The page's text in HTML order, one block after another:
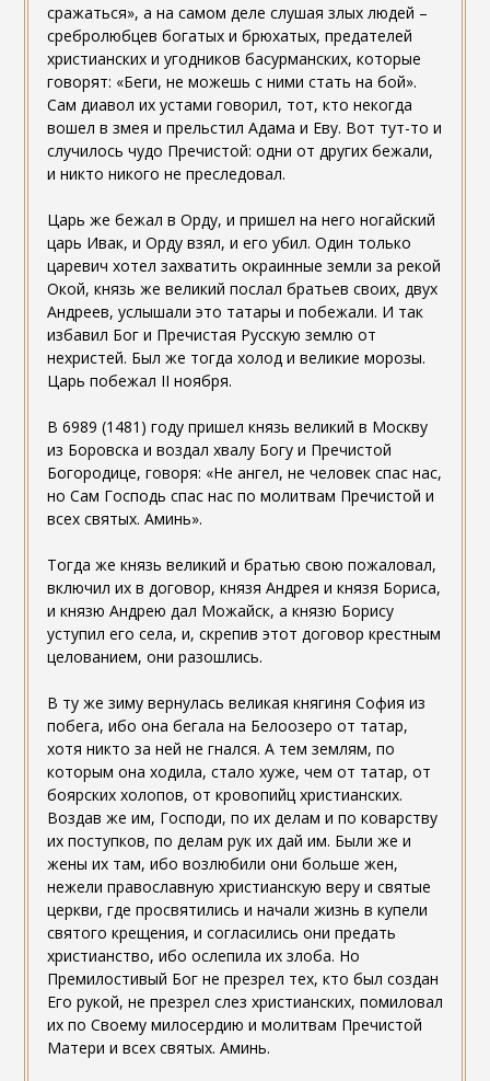
сражаться», а на самом деле слушая злых людей –
сребролюбцев богатых и брюхатых, предателей
христианских и угодников басурманских, которые
говорят: «Беги, не можешь с ними стать на бой».
Сам диавол их устами говорил, тот, кто некогда
вошел в змея и прельстил Адама и Еву. Вот тут-то и
случилось чудо Пречистой: одни от других бежали,
и никто никого не преследовал.
Царь же бежал в Орду, и пришел на него ногайский
царь Ивак, и Орду взял, и его убил. Один только
царевич хотел захватить окраинные земли за рекой
Окой, князь же великий послал братьев своих, двух
Андреев, услышали это татары и побежали. И так
избавил Бог и Пречистая Русскую землю от
нехристей. Был же тогда холод и великие морозы.
Царь побежал II ноября.
В 6989 (1481) году пришел князь великий в Москву
из Боровска и воздал хвалу Богу и Пречистой
Богородице, говоря: «Не ангел, не человек спас нас,
но Сам Господь спас нас по молитвам Пречистой и
всех святых. Аминь».
Тогда же князь великий и братью свою пожаловал,
включил их в договор, князя Андрея и князя Бориса,
и князю Андрею дал Можайск, а князю Борису
уступил его села, и, скрепив этот договор крестным
целованием, они разошлись.
В ту же зиму вернулась великая княгиня София из
побега, ибо она бегала на Белоозеро от татар,
хотя никто за ней не гнался. А тем землям, по
которым она ходила, стало хуже, чем от татар, от
боярских холопов, от кровопийц христианских.
Воздав же им, Господи, по их делам и по коварству
их поступков, по делам рук их дай им. Были же и
жены их там, ибо возлюбили они больше жен,
нежели православную христианскую веру и святые
церкви, где просвятились и начали жизнь в купели
святого крещения, и согласились они предать
христианство, ибо ослепила их злоба. Но
Премилостивый Бог не презрел тех, кто был создан
Его рукой, не презрел слез христианских, помиловал
их по Своему милосердию и молитвам Пречистой
Матери и всех святых. Аминь.